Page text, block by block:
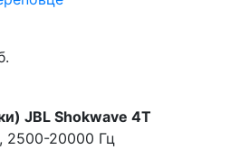
JBL Shokwave 4T
20000 Гц